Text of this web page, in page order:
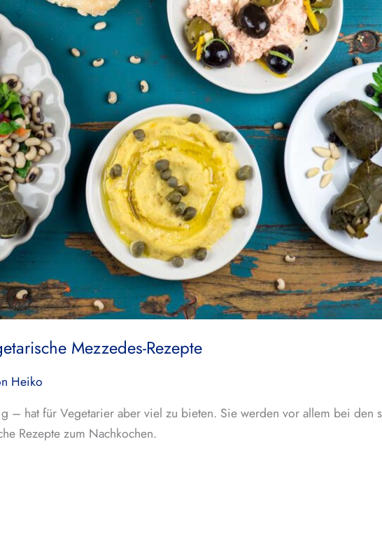
Mezzedes-Rezepte
Heiko
– hat für Vegetarier aber viel zu bieten. Sie werden vor allem bei den
Rezepte zum Nachkochen.